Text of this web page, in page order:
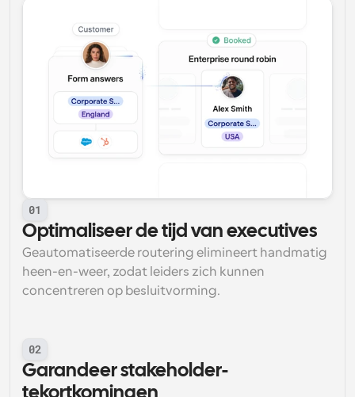
01
Optimaliseer de tijd van executives
Geautomatiseerde routering elimineert handmatig
heen-en-weer, zodat leiders zich kunnen
concentreren op besluitvorming.
02
Garandeer stakeholder-